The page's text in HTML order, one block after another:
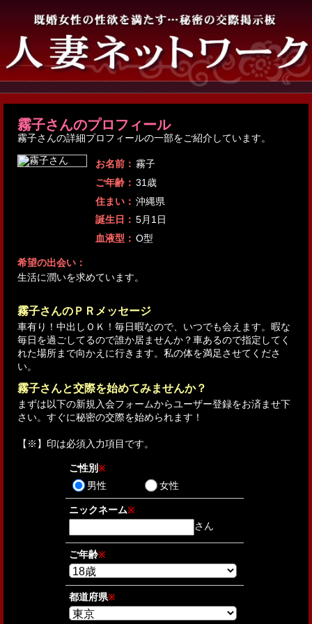
霧子さんのプロフィール
霧子さんの詳細プロフィールの一部をご紹介しています。
お名前： 霧子
ご年齢： 31歳
住まい： 沖縄県
誕生日： 5月1日
血液型： O型
希望の出会い：
生活に潤いを求めています。
霧子さんのＰＲメッセージ
車有り！中出しＯＫ！毎日暇なので、いつでも会えます。暇な
毎日を過ごしてるので誰か居ませんか？車あるので指定してく
れた場所まで向かえに行きます。私の体を満足させてくださ
い。
霧子さんと交際を始めてみませんか？
まずは以下の新規入会フォームからユーザー登録をお済ませ下
さい。すぐに秘密の交際を始められます！
【 ※ 】印は必須入力項目です。